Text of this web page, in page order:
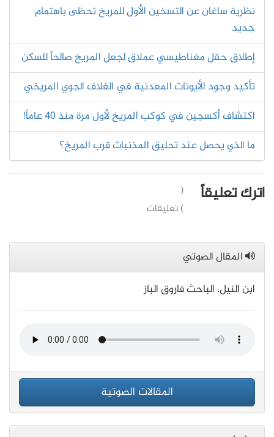
نظرية ساغان عن التسخين الأول للمريخ تحظى باهتمام
جديد
إطلاق حقل مغناطيسي عملاق لجعل المريخ صالحاً للسكن
تأكيد وجود الأيونات المعدنية في الغلاف الجوي المريخي
اكتشاف أكسجين في كوكب المريخ لأول مرة منذ 40 عاماً!
ما الذي يحصل عند تحليق المذنبات قرب المريخ؟
اترك تعليقاً
(
) تعليقات
المقال الصوتي
ابن النيل، الباحث فاروق الباز
المقالات الصوتية